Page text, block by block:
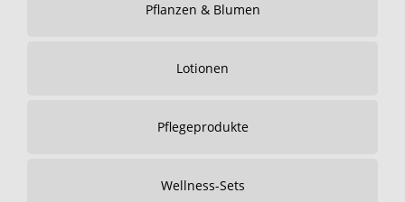
Pflanzen & Blumen
Lotionen
Pflegeprodukte
Wellness-Sets